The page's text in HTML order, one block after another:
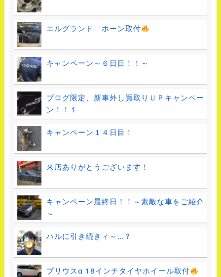
エルグランド ホーン取付
キャンペーン～６日目！！～
ブログ限定、新車外し買取りＵＰキャンペー
ン！！１
キャンペーン１４日目！
来店ありがとうございます！
キャンペーン最終日！！～素敵な車をご紹介
～
ハルに引き続きィ～…？
プリウスα 18インチタイヤホイール取付